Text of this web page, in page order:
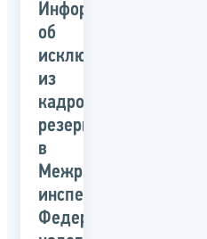
Информация
об
исключении
из
кадрового
резерва
в
Межрайонной
инспекции
Федеральной